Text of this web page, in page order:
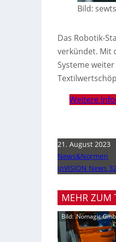
Bild:
Das Robotik-
verkündet. Mit
Systeme
Weitere
21. August 2023
News&Normen
inVISION News
MEHR ZUM
Bild: .Nomagic